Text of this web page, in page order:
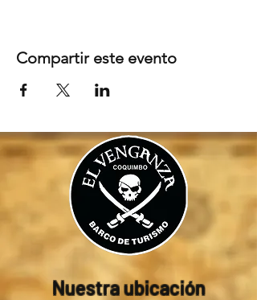
Compartir este evento
Nuestra ubicación